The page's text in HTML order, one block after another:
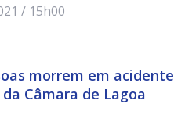
/ 15h00
morrem em acidente
Câmara de Lagoa